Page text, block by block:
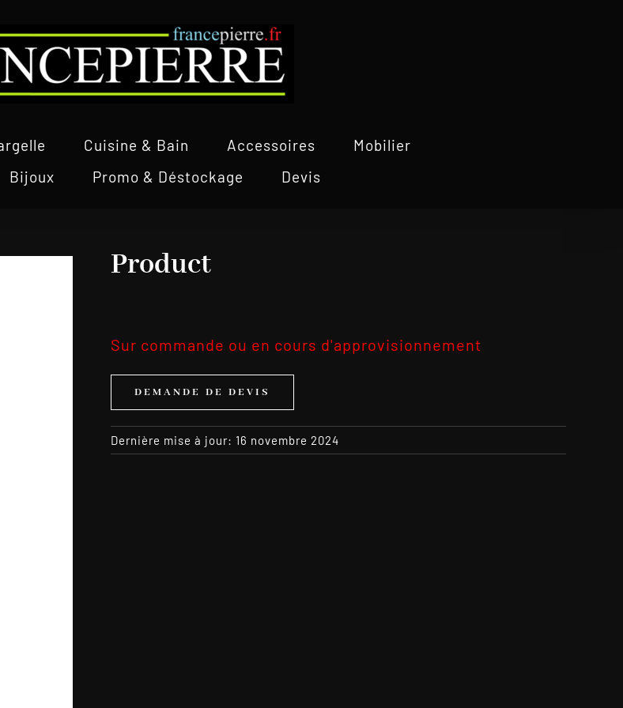
Cuisine & Bain Accessoires
Mobilier
Bijoux Promo & Déstockage Devis
Product
Sur commande ou en cours d'approvisionnement
DEMANDE DE DEVIS
Dernière mise à jour: 16 novembre 2024